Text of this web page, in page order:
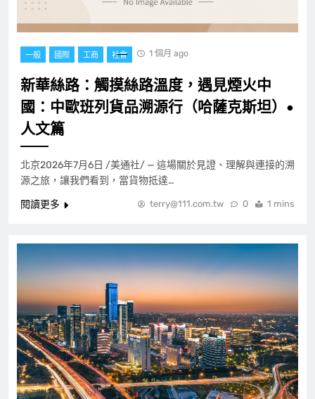
一般 國際 工商 社會 1 個月 ago
新華絲路：觸摸絲路溫度，遇見煙火中
國：中歐班列貨品溯源行（哈薩克斯坦）•
人文篇
北京2026年7月6日 /美通社/ — 這場關於見證、理解與連接的溯
源之旅，讓我們看到，當貨物抵達…
閱讀更多
terry@111.com.tw 0 1 mins